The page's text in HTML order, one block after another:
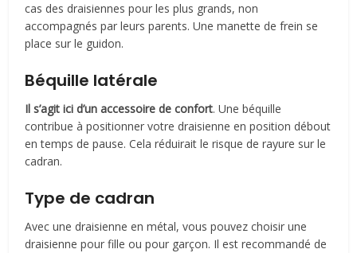
cas des draisiennes pour les plus grands, non
accompagnés par leurs parents. Une manette de frein se
place sur le guidon.
Béquille latérale
Il s’agit ici d’un accessoire de confort. Une béquille
contribue à positionner votre draisienne en position débout
en temps de pause. Cela réduirait le risque de rayure sur le
cadran.
Type de cadran
Avec une draisienne en métal, vous pouvez choisir une
draisienne pour fille ou pour garçon. Il est recommandé de